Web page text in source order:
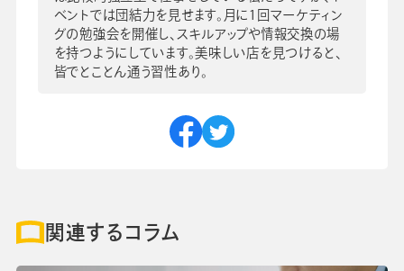
ベントでは団結力を見せます。月に1回マーケティン
グの勉強会を開催し、スキルアップや情報交換の場
を持つようにしています。美味しい店を見つけると、
皆でとことん通う習性あり。
関連するコラム